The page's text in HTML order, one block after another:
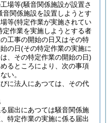
場等(騒音関係施設が設置さ
音関係施設を設置しようとす
等(特定作業が実施されてい
定作業を実施しようとする者
工事の開始の日又はその特
の日(その特定作業の実施に
、その特定作業の開始の日)
るところにより、次の事項
い。
に法人にあつては、その代
届出にあつては騒音関係施
特定作業の実施に係る届出